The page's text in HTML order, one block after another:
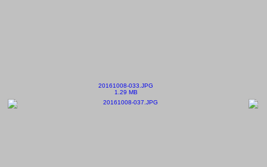
20161008-033.JPG
1.29 MB